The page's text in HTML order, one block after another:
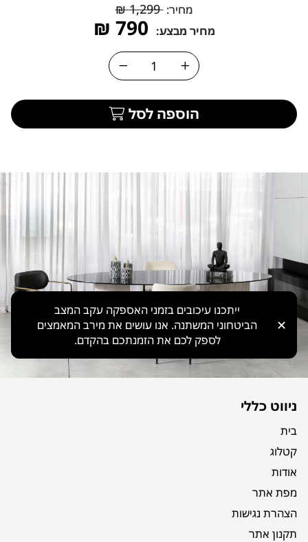
ייתכנו עיכובים בזמני האספקה עקב המצב
הביטחוני המשתנה. אנו עושים את מירב המאמצים
לספק לכם את הזמנתכם בהקדם.
✕
מחיר: 1,299
₪
מחיר מבצע: 790
₪
הוספה לסל
ניווט כללי
בית
קטלוג
אודות
מפת אתר
הצהרת נגישות
תקנון אתר